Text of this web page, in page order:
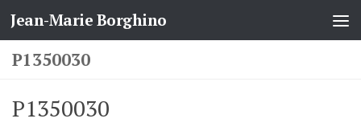
Skip to content
Jean-Marie Borghino
P1350030
P1350030